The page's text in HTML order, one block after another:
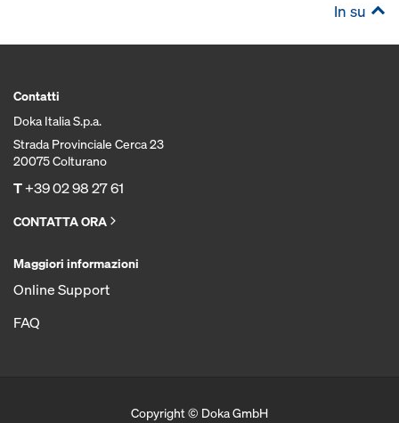
In su
Contatti
Doka Italia S.p.a.
Strada Provinciale Cerca 23
20075 Colturano
T+39 02 98 27 61
CONTATTA ORA
Maggiori informazioni
Online Support
FAQ
Copyright © Doka GmbH